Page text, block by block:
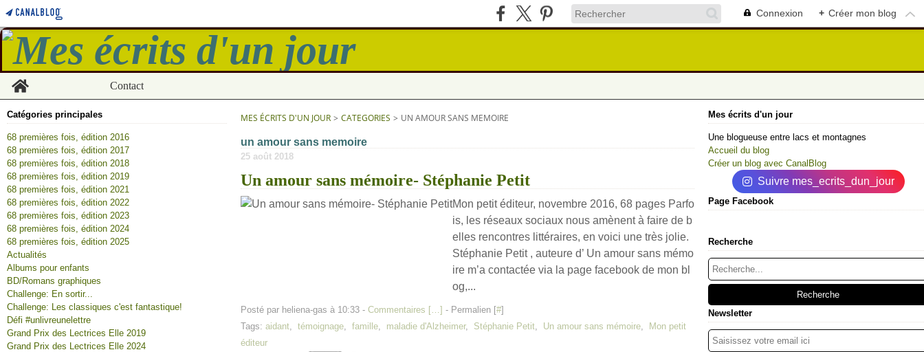
Connexion + Créer mon blog
Home
Contact
Catégories principales
68 premières fois, édition 2016
68 premières fois, édition 2017
68 premières fois, édition 2018
68 premières fois, édition 2019
68 premières fois, édition 2021
68 premières fois, édition 2022
68 premières fois, édition 2023
68 premières fois, édition 2024
68 premières fois, édition 2025
Actualités
Albums pour enfants
BD/Romans graphiques
Challenge: En sortir...
Challenge: Les classiques c'est fantastique!
Défi #unlivreunelettre
Grand Prix des Lectrices Elle 2019
Grand Prix des Lectrices Elle 2024
MES ÉCRITS D'UN JOUR > CATEGORIES > UN AMOUR SANS MEMOIRE
un amour sans memoire
25 août 2018
Un amour sans mémoire- Stéphanie Petit
Mon petit éditeur, novembre 2016, 68 pages Parfo
is, les réseaux sociaux nous amènent à faire de b
elles rencontres littéraires, en voici une très jolie.
Stéphanie Petit , auteure d’ Un amour sans mémo
ire m’a contactée via la page facebook de mon bl
og,...
Posté par heliena-gas à 10:33 - Commentaires […] - Permalien [#]
Tags: aidant, témoignage, famille, maladie d'Alzheimer, Stéphanie Petit, Un amour sans mémoire,
Mon petit
éditeur
Mes écrits d'un jour
Une blogueuse entre lacs et montagnes
Accueil du blog
Créer un blog avec CanalBlog
Suivre mes_ecrits_dun_jour
Page Facebook
Recherche
Newsletter